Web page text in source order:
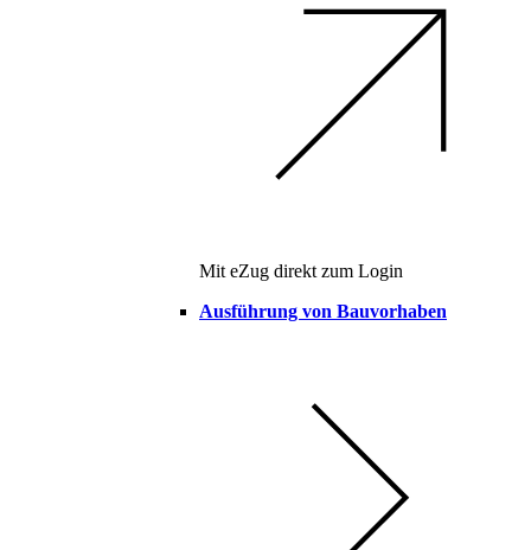
Mit eZug direkt zum Login
Ausführung von Bauvorhaben